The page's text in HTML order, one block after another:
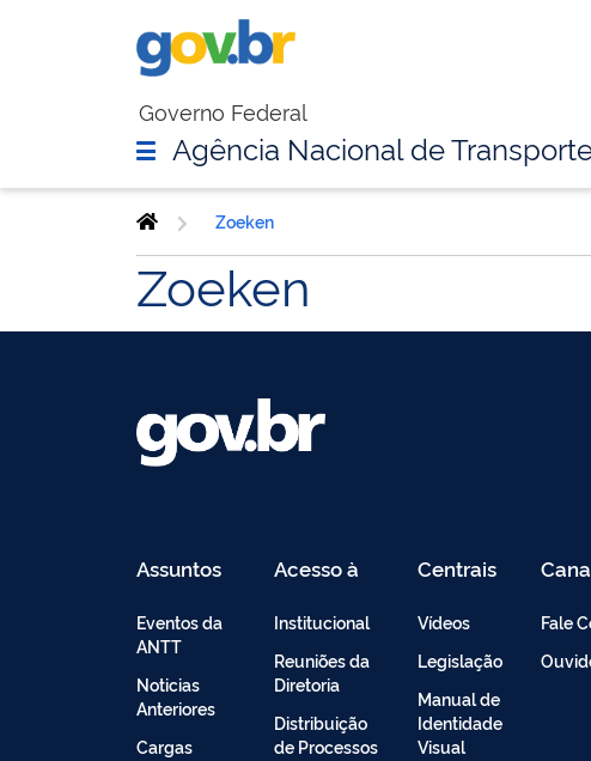
Governo Federal
Agência Nacional de
Zoeken
Zoeken
Assuntos
Eventos da
ANTT
Noticias
Anteriores
Cargas
Acesso à
Institucional
Reuniões da
Diretoria
Distribuição
de Processos
Centrais
Vídeos
Legislação
Manual de
Identidade
Visual
Fale